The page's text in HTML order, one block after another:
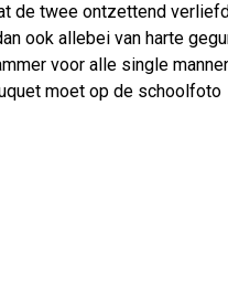
de twee ontzettend
ook allebei van harte
voor alle single
moet op de schoolfoto